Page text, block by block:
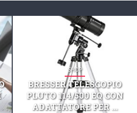
SHOP
BRESSER TELESCOPIO
PLUTO 114/500 EQ CON
ADATTATORE PER ...